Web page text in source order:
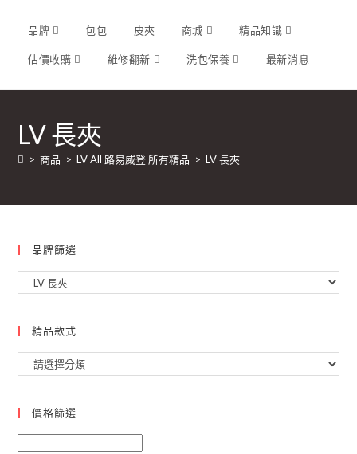
品牌 包包 皮夾 商城 精品知識
估價收購 維修翻新 洗包保養 最新消息
LV 長夾
> 商品 > LV All 路易威登 所有精品 > LV 長夾
品牌篩選
精品款式
價格篩選